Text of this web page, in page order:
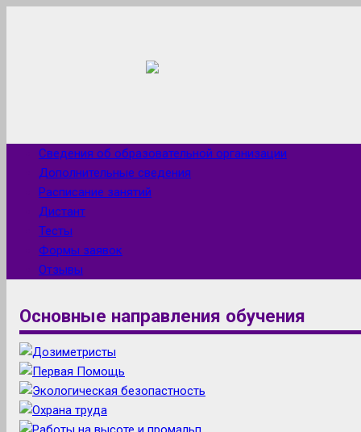
Сведения об образовательной организации
Дополнительные сведения
Расписание занятий
Дистант
Тесты
Формы заявок
Отзывы
Основные направления обучения